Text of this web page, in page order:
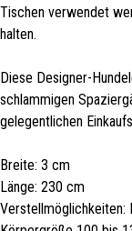
Tischen verwendet
halten.
Diese Designer-
schlammigen
gelegentlichen
Breite: 3 cm
Länge: 230 cm
Verstellmöglichkeiten: